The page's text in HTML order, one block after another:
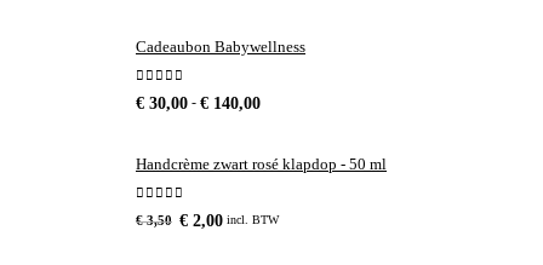
Cadeaubon Babywellness
0 out of 5
€ 30,00 - € 140,00Prijsklasse:
€ 140,00
Handcrème zwart rosé klapdop - 50 ml
0 out of 5
€3,50 Oorspronkelijke
€ 2,00Huidige
incl. BTW